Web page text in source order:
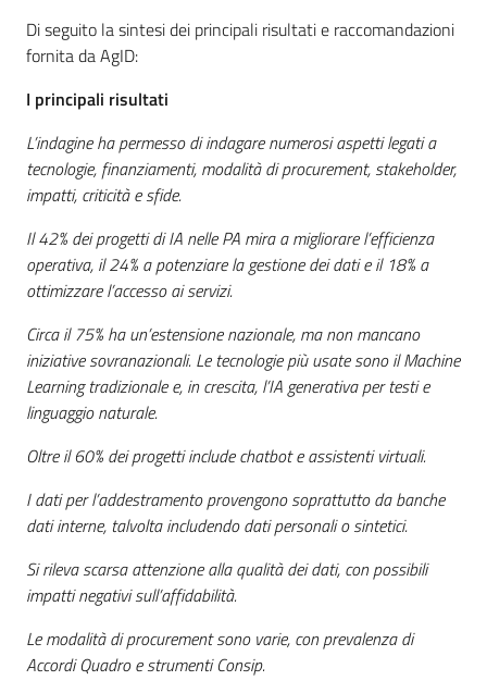
Di seguito la sintesi dei principali risultati e raccomandazioni
fornita da AgID:
I principali risultati
L’indagine ha permesso di indagare numerosi aspetti legati a
tecnologie, finanziamenti, modalità di procurement, stakeholder,
impatti, criticità e sfide.
Il 42% dei progetti di IA nelle PA mira a migliorare l’efficienza
operativa, il 24% a potenziare la gestione dei dati e il 18% a
ottimizzare l’accesso ai servizi.
Circa il 75% ha un’estensione nazionale, ma non mancano
iniziative sovranazionali. Le tecnologie più usate sono il Machine
Learning tradizionale e, in crescita, l’IA generativa per testi e
linguaggio naturale.
Oltre il 60% dei progetti include chatbot e assistenti virtuali.
I dati per l’addestramento provengono soprattutto da banche
dati interne, talvolta includendo dati personali o sintetici.
Si rileva scarsa attenzione alla qualità dei dati, con possibili
impatti negativi sull’affidabilità.
Le modalità di procurement sono varie, con prevalenza di
Accordi Quadro e strumenti Consip.